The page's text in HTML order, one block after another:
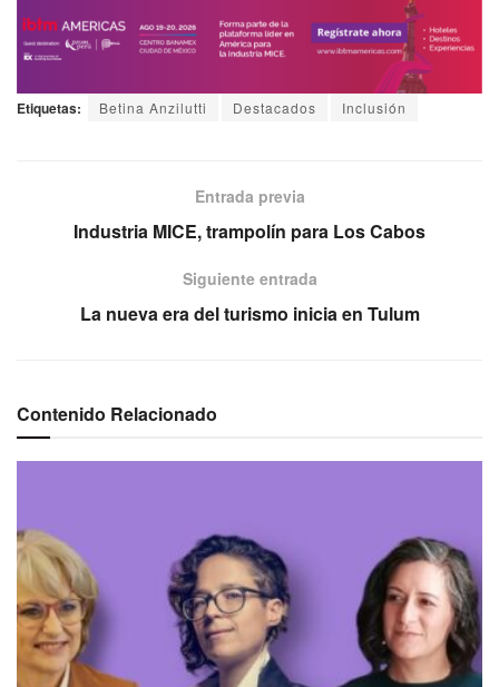
Etiquetas: Betina Anzilutti Destacados Inclusión
Entrada previa
Industria MICE, trampolín para Los Cabos
Siguiente entrada
La nueva era del turismo inicia en Tulum
Contenido Relacionado